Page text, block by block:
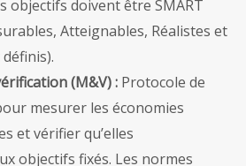
objectifs doivent être SMART
Atteignables, Réalistes et
(M&V) : Protocole de
mesurer les économies
et vérifier qu’elles
objectifs fixés. Les normes